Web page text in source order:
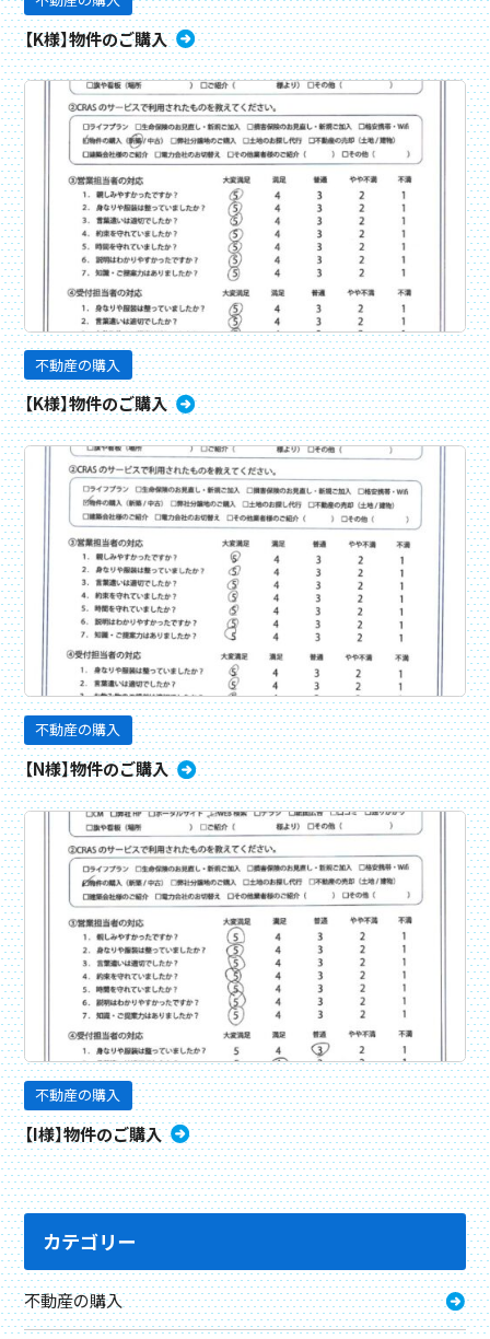
【K様】物件のご購入
不動産の購入
【K様】物件のご購入
不動産の購入
【N様】物件のご購入
不動産の購入
【I様】物件のご購入
カテゴリー
不動産の購入